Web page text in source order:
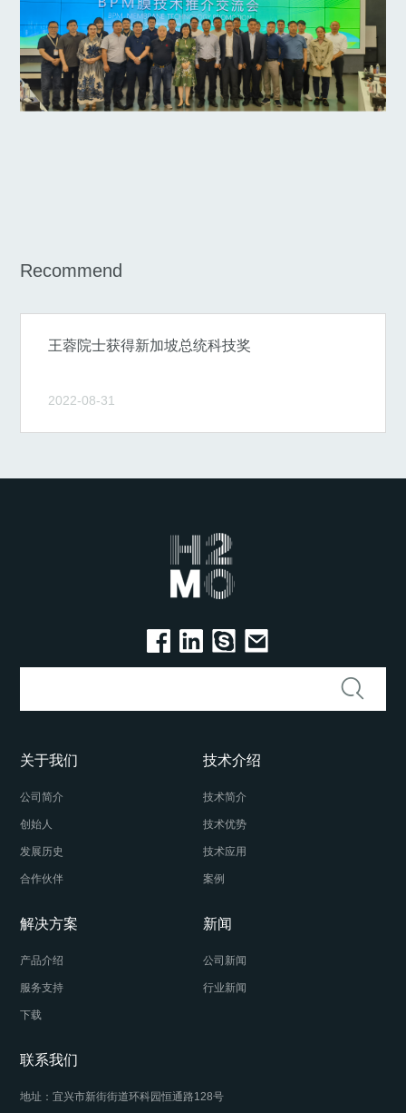
Recommend
王蓉院士获得新加坡总统科技奖
2022-08-31
关于我们
公司简介
创始人
发展历史
合作伙伴
技术介绍
技术简介
技术优势
技术应用
案例
解决方案
产品介绍
服务支持
下载
新闻
公司新闻
行业新闻
联系我们
地址：宜兴市新街街道环科园恒通路128号